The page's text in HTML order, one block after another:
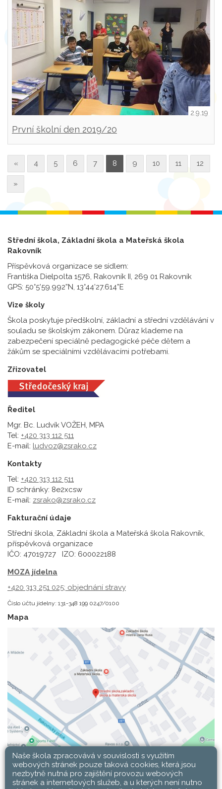
2.9.19
První školní den 2019/20
« 4 5 6 7 8 9 10 11 12
»
Střední škola, Základní škola a Mateřská škola
Rakovník
Příspěvková organizace se sídlem:
Františka Dielpolta 1576, Rakovník II, 269 01 Rakovník
GPS: 50°5’59.992”N, 13°44’27.614”E
Vize školy
Škola poskytuje předškolní, základní a střední vzdělávání v
souladu se školským zákonem. Důraz klademe na
zabezpečení speciálně pedagogické péče dětem a
žákům se speciálními vzdělávacími potřebami.
Zřizovatel
Ředitel
Mgr. Bc. Ludvík VOŽEH, MPA
Tel: +420 313 112 511
E-mail: ludvoz@zsrako.cz
Kontakty
Tel: +420 313 112 511
ID schránky: 8e2xcsw
E-mail: zsrako@zsrako.cz
Fakturační údaje
Střední škola, Základní škola a Mateřská škola Rakovník,
příspěvková organizace
IČO: 47019727 IZO: 600022188
MOZA jídelna
+420 313 251 025; objednání stravy
Číslo účtu jídelny: 131-348 199 0247/0100
Mapa
Naše škola zpracovává v souvislosti s využitím
webových stránek pouze taková cookies, která jsou
nezbytně nutná pro zajištění provozu webových
stránek a internetových služeb, a u kterých není nutno